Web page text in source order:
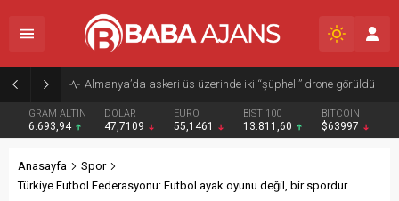
Almanya’da askeri üs üzerinde iki “şüpheli” drone görüldü
GRAM ALTIN
6.693,94
DOLAR
47,7109
EURO
55,1461
BIST 100
13.811,60
BITCOIN
$63997
Anasayfa
Spor
Türkiye Futbol Federasyonu: Futbol ayak oyunu değil, bir spordur